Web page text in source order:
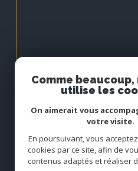
Comme
utilise les
On aimerait vous
votre visite.
En poursuivant, vous
cookies par ce site, afin de
contenus adaptés et réaliser